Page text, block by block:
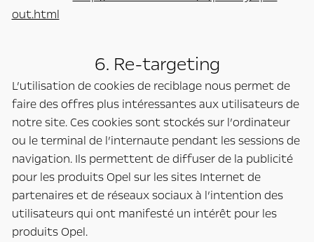
out.html
6. Re-targeting
L’utilisation de cookies de reciblage nous permet de
faire des offres plus intéressantes aux utilisateurs de
notre site. Ces cookies sont stockés sur l’ordinateur
ou le terminal de l’internaute pendant les sessions de
navigation. Ils permettent de diffuser de la publicité
pour les produits Opel sur les sites Internet de
partenaires et de réseaux sociaux à l’intention des
utilisateurs qui ont manifesté un intérêt pour les
produits Opel.